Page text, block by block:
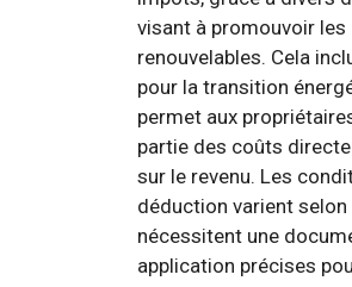
visant à promouvoir les
renouvelables. Cela
pour la transition
permet aux
partie des coûts
sur le revenu. Les
déduction varient selon
nécessitent une
application précises